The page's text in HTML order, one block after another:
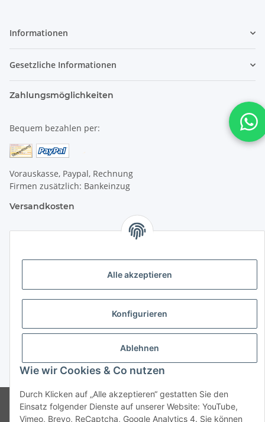
Alle akzeptieren
Konfigurieren
Ablehnen
Wie wir Cookies & Co nutzen
Durch Klicken auf „Alle akzeptieren“ gestatten Sie den
Einsatz folgender Dienste auf unserer Website: YouTube,
Vimeo, Brevo, ReCaptcha, Google Analytics 4. Sie können
Informationen
Gesetzliche Informationen
Zahlungsmöglichkeiten
Bequem bezahlen per:
Vorauskasse, Paypal, Rechnung
Firmen zusätzlich: Bankeinzug
Versandkosten
Versandkosten für Deutschland:
Privatkunden:
versandkostenfrei ab 25 € (darunter 6 €)
Firmenkunden:
versandkostenfrei ab 50 € (darunter 7 €)
Wir liefern per DHL Paket (auch an Packstationen)
* Alle Preise inkl. gesetzlicher USt., zzgl.Versand
© CMD Naturkosmetik
Powered byJTL-Shop